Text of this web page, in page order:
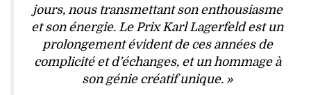
jours, nous transmettant son enthousiasme
et son énergie. Le Prix Karl Lagerfeld est un
prolongement évident de ces années de
complicité et d’échanges, et un hommage à
son génie créatif unique. »